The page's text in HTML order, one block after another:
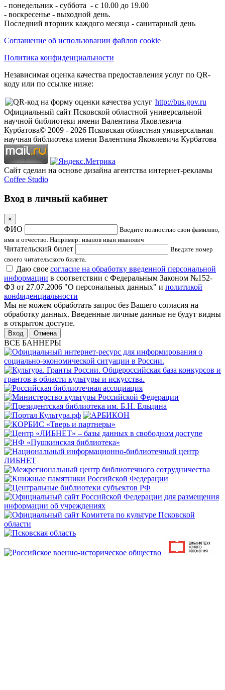
- понедельник - суббота - с 10.00 до 19.00
- воскресенье - выходной день.
Последний вторник каждого месяца - санитарный день
Соглашение об использовании файлов cookie
Политика конфиденциальности
Независимая оценка качества предоставления услуг по QR-
коду или по ссылке ниже:
http://bus.gov.ru
Официальный сайт Псковской областной универсальной
научной библиотеки имени Валентина Яковлевича
Курбатова© 2009 - 2026 Псковская областная универсальная
научная библиотека имени Валентина Яковлевича Курбатова
Сайт сделан на основе дизайна агентства интернет-рекламы
Coffee Studio
Вход в личный кабинет
×
ФИО
Введите полностью свои фамилию,
имя и отчество. Например: иванов иван иванович
Читательский билет
Введите номер
своего читательского билета.
Даю свое согласие на обработку введенной персональной
информации в соответствии с Федеральным Законом №152-
ФЗ от 27.07.2006 "О персональных данных" и политикой
конфиденциальности
Мы не можем обработать запрос без Вашего согласия на
обработку данных. Введенные личные данные не будут видны
в открытом доступе.
Отмена
ВСЕ БАННЕРЫ